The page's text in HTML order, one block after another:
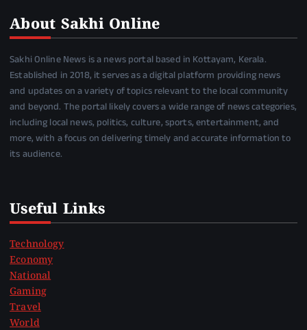
About Sakhi Online
Sakhi Online News is a news portal based in Kottayam, Kerala.
Established in 2018, it serves as a digital platform providing news
and updates on a variety of topics relevant to the local community
and beyond. The portal likely covers a wide range of news categories,
including local news, politics, culture, sports, entertainment, and
more, with a focus on delivering timely and accurate information to
its audience.
Useful Links
Technology
Economy
National
Gaming
Travel
World